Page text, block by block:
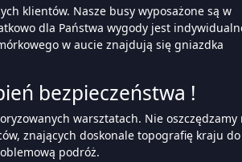
klientów. Nasze busy wyposażone są w
dla Państwa wygody jest
w aucie znajdują się gniazdka
bezpieczeństwa !
warsztatach. Nie oszczędzamy
znających doskonale topografię kraju do
podróż.